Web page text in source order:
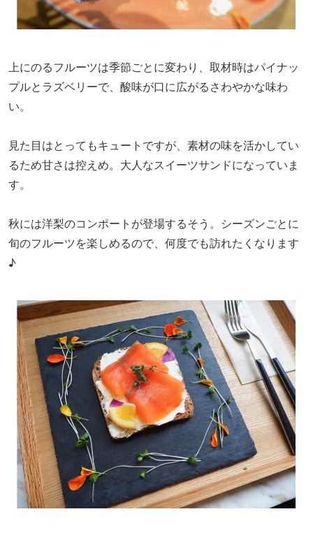
上にのるフルーツは季節ごとに変わり、取材時はパイナッ
プルとラズベリーで、酸味が口に広がるさわやかな味わ
い。
見た目はとってもキュートですが、素材の味を活かしてい
るため甘さは控えめ。大人なスイーツサンドになっていま
す。
秋には洋梨のコンポートが登場するそう。シーズンごとに
旬のフルーツを楽しめるので、何度でも訪れたくなります
♪